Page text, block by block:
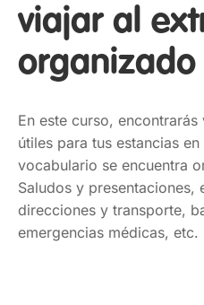
viajar al
En este curso,
útiles para tus estancias
vocabulario se encuentra
Saludos y presentaciones,
direcciones y transporte,
emergencias médicas, etc.